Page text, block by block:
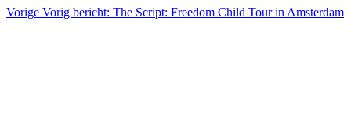
Vorige Vorig bericht: The Script: Freedom Child Tour in Amsterdam